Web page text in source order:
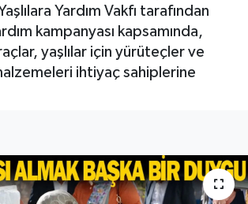
Yardım Vakfı tarafından
kampanyası kapsamında,
yaşlılar için yürüteçler ve
ihtiyaç sahiplerine